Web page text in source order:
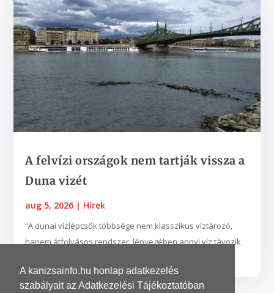
A kanizsainfo.hu honlap adatkezelés
szabályait az Adatkezelési Tájékoztatóban
A felvízi országok nem tartják vissza a
Duna vizét
aug 5, 2026 | Hírek
“A dunai vízlépcsők többsége nem klasszikus víztározó,
hanem átfolyásos rendszer: lényegében annyi víz távozik